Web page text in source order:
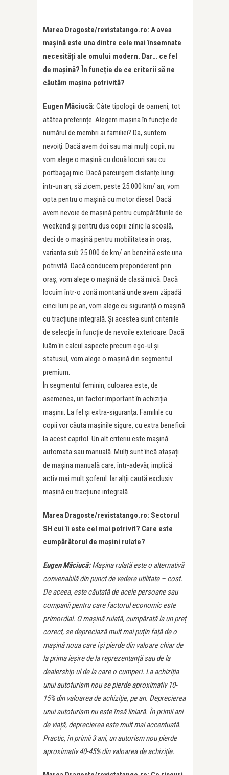
Marea Dragoste/revistatango.ro: A avea
mașină este una dintre cele mai însemnate
necesități ale omului modern. Dar… ce fel
de mașină? În funcție de ce criterii să ne
căutăm mașina potrivită?
Eugen Măciucă: Câte tipologii de oameni, tot
atâtea preferințe. Alegem mașina în funcție de
numărul de membri ai familiei? Da, suntem
nevoiți. Dacă avem doi sau mai mulți copii, nu
vom alege o mașină cu două locuri sau cu
portbagaj mic. Dacă parcurgem distanțe lungi
într-un an, să zicem, peste 25.000 km/ an, vom
opta pentru o mașină cu motor diesel. Dacă
avem nevoie de mașină pentru cumpărăturile de
weekend și pentru dus copiii zilnic la scoală,
deci de o mașină pentru mobilitatea în oraș,
varianta sub 25.000 de km/ an benzină este una
potrivită. Dacă conducem preponderent prin
oraș, vom alege o mașină de clasă mică. Dacă
locuim într-o zonă montană unde avem zăpadă
cinci luni pe an, vom alege cu siguranță o mașină
cu tracțiune integrală. Și acestea sunt criteriile
de selecție în funcție de nevoile exterioare. Dacă
luăm în calcul aspecte precum ego-ul și
statusul, vom alege o mașină din segmentul
premium.
În segmentul feminin, culoarea este, de
asemenea, un factor important în achiziția
mașinii. La fel și extra-siguranța. Familiile cu
copii vor căuta mașinile sigure, cu extra beneficii
la acest capitol. Un alt criteriu este mașină
automata sau manuală. Mulți sunt încă atașați
de mașina manuală care, într-adevăr, implică
activ mai mult șoferul. Iar alții caută exclusiv
mașină cu tracțiune integrală.
Marea Dragoste/revistatango.ro: Sectorul
SH cui îi este cel mai potrivit? Care este
cumpărătorul de mașini rulate?
Eugen Măciucă:Mașina rulată este o alternativă
convenabilă din punct de vedere utilitate – cost.
De aceea, este căutată de acele persoane sau
companii pentru care factorul economic este
primordial. O mașină rulată, cumpărată la un preț
corect, se depreciază mult mai puțin față de o
mașină noua care își pierde din valoare chiar de
la prima ieșire de la reprezentanță sau de la
dealership-ul de la care o cumperi. La achiziția
unui autoturism nou se pierde aproximativ 10-
15% din valoarea de achiziție, pe an. Deprecierea
unui autoturism nu este însă liniară. În primii ani
de viață, deprecierea este mult mai accentuată.
Practic, în primii 3 ani, un autorism nou pierde
aproximativ 40-45% din valoarea de achiziție.